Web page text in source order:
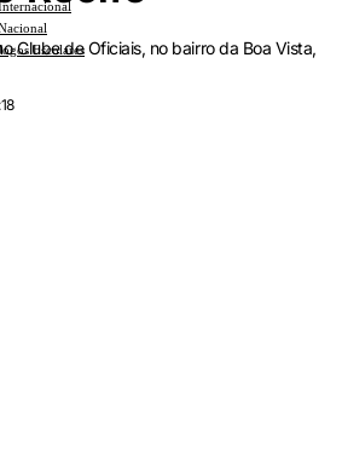
Escolares
Clube de Oficiais, no bairro da Boa Vista,